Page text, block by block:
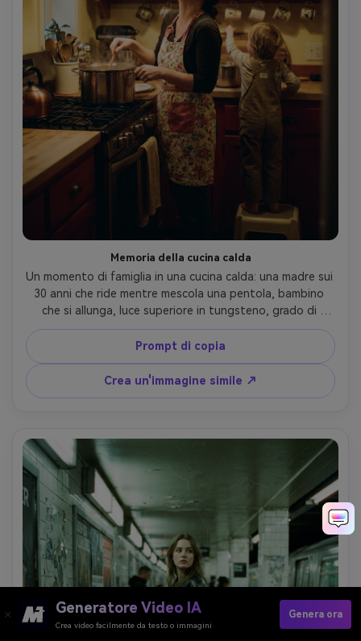
Memoria della cucina calda
Un momento di famiglia in una cucina calda: una madre sui
30 anni che ride mentre mescola una pentola, bambino
che si allunga, luce superiore in tungsteno, grado di
colore del film accogliente, grana media di 35 mm, messa a
fuoco morbida con bagliore delicato, leggera vignetta,
scattato su 35mm SLR, 35mm obiettivo, documentario
sincero inquadratura, nostalgico accogliente umore- -ar
4:5
Prompt di copia
Crea un'immagine simile ↗
Generatore Video IA
Crea video facilmente da testo o immagini
Genera ora